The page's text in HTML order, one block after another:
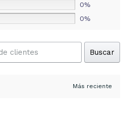
0%
0%
Buscar